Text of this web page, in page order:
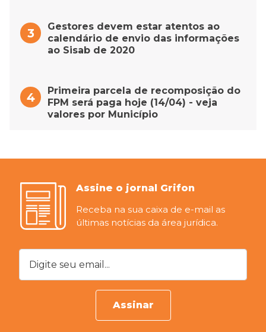
Gestores devem estar atentos ao
calendário de envio das informações
ao Sisab de 2020
Primeira parcela de recomposição do
FPM será paga hoje (14/04) - veja
valores por Município
Assine o jornal Grifon
Receba na sua caixa de e-mail as
últimas notícias da área jurídica.
Digite seu email...
Assinar